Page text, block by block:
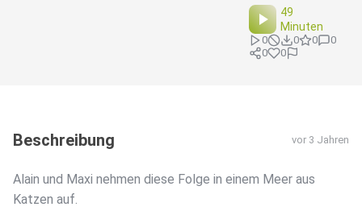
49
Minuten
0 0 0
0
0
0
Beschreibung vor 3 Jahren
Alain und Maxi nehmen diese Folge in einem Meer aus
Katzen auf.